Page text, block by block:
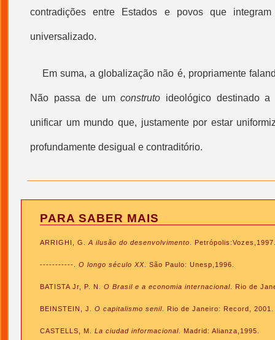
contradições entre Estados e povos que
universalizado.
Em suma, aglobalização não é, propriamente
Não passa de umconstruto ideológico destinado a
unificar um mundo que, justamente por estar
profundamente desigual e contraditório.
PARA SABER MAIS
ARRIGHI, G. A ilusão do desenvolvimento .
-----------. O longo século XX . São Paulo: Unesp,1996.
BATISTA Jr, P. N. O Brasil e a economia internacional . Rio de
BEINSTEIN, J. O capitalismo senil . Rio de Janeiro: Record, 2001.
CASTELLS, M. La ciudad informacional . Madrid: Alianza,1995.